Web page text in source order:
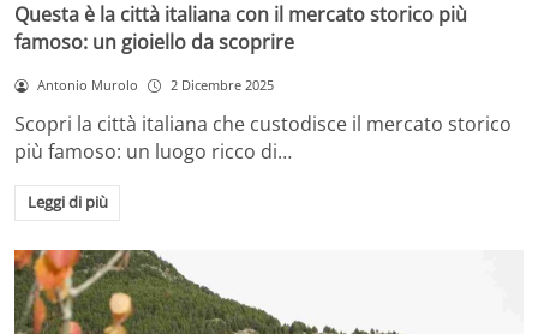
Questa è la città italiana con il mercato storico più
famoso: un gioiello da scoprire
Antonio Murolo 2 Dicembre 2025
Scopri la città italiana che custodisce il mercato storico
più famoso: un luogo ricco di…
Leggi di più